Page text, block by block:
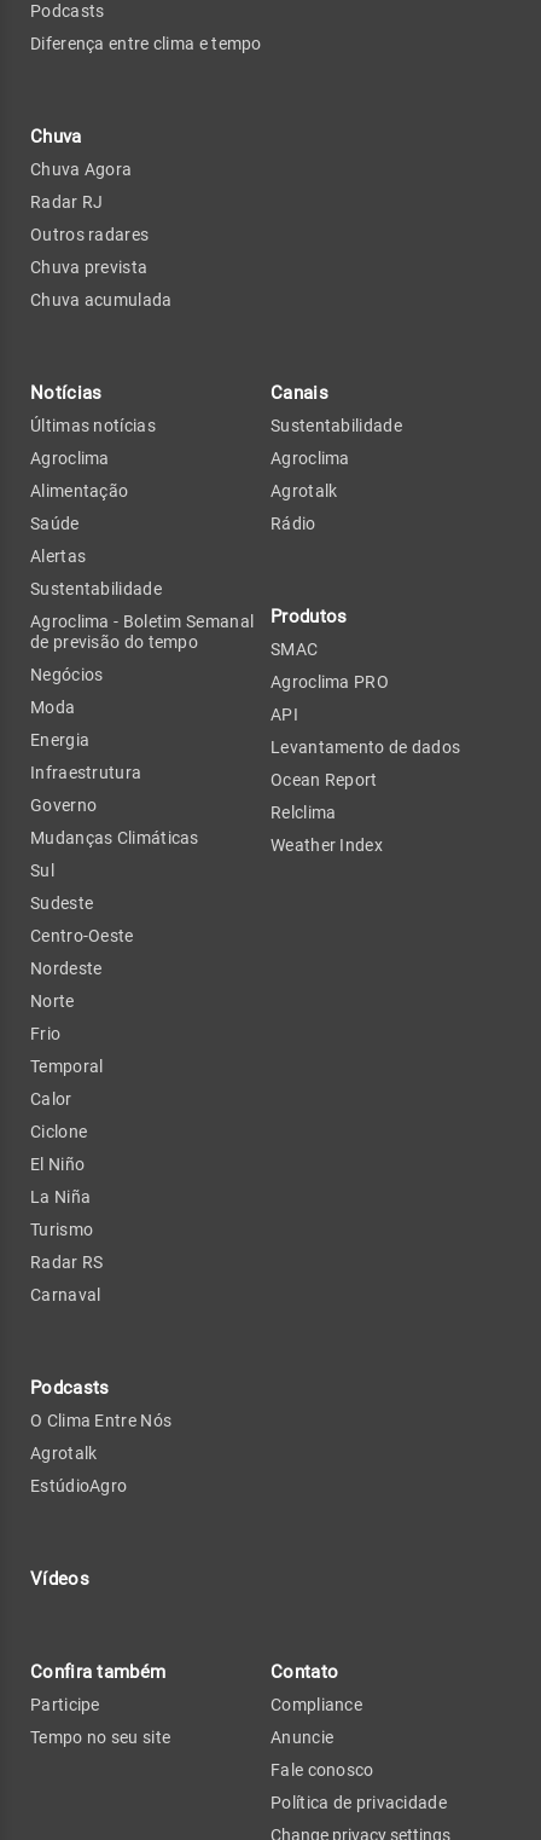
Podcasts
Diferença entre clima e tempo
Chuva
Chuva Agora
Radar RJ
Outros radares
Chuva prevista
Chuva acumulada
Notícias
Últimas notícias
Agroclima
Alimentação
Saúde
Alertas
Sustentabilidade
Agroclima - Boletim Semanal
de previsão do tempo
Negócios
Moda
Energia
Infraestrutura
Governo
Mudanças Climáticas
Sul
Sudeste
Centro-Oeste
Nordeste
Norte
Frio
Temporal
Calor
Ciclone
El Niño
La Niña
Turismo
Radar RS
Carnaval
Podcasts
O Clima Entre Nós
Agrotalk
EstúdioAgro
Vídeos
Canais
Sustentabilidade
Agroclima
Agrotalk
Rádio
Produtos
SMAC
Agroclima PRO
API
Levantamento de dados
Ocean Report
Relclima
Weather Index
Confira também
Participe
Tempo no seu site
Contato
Compliance
Anuncie
Fale conosco
Política de privacidade
Change privacy settings